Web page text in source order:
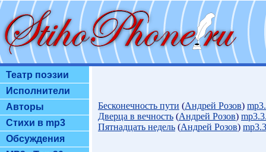
Театр поэзии
Исполнители
Авторы
Стихи в mp3
Обсуждения
Бесконечность пути (Андрей Розов)
Дверца в вечность (Андрей Розов)
Пятнадцать недель (Андрей Розов)